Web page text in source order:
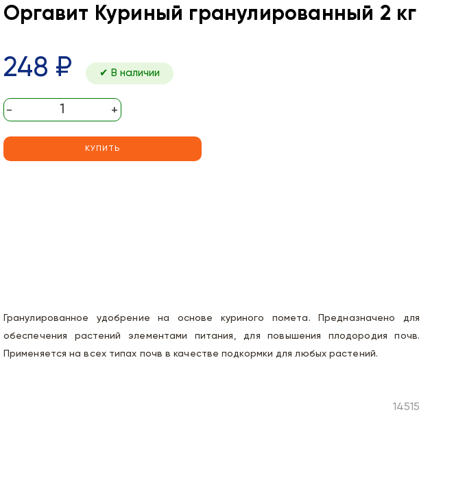
Оргавит Куриный гранулированный 2 кг
248 ₽ ✔ В наличии
- +
КУПИТЬ
Гранулированное удобрение на основе куриного помета. Предназначено для
обеспечения растений элементами питания, для повышения плодородия почв.
Применяется на всех типах почв в качестве подкормки для любых растений.
14515